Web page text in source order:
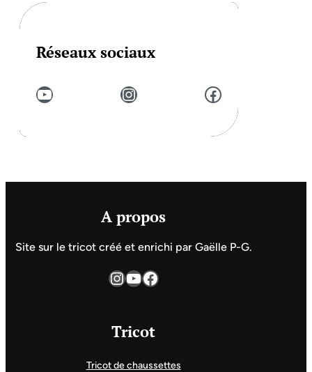
Réseaux sociaux
YouTube Instagram Facebook
A propos
Site sur le tricot créé et enrichi par Gaëlle P-G.
InstagramYouTube Facebook
Tricot
Tricot de chaussettes